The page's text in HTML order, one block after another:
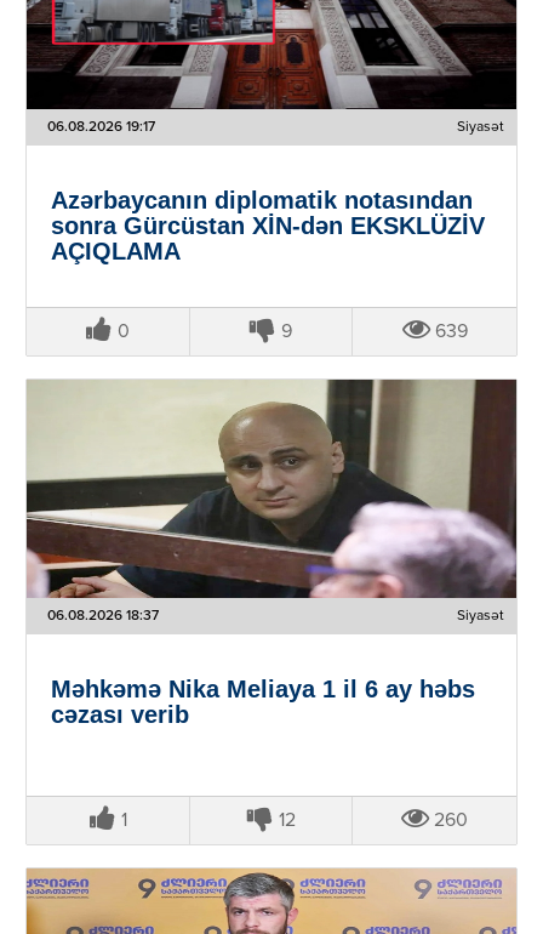
06.08.2026 19:17 Siyasət
Azərbaycanın diplomatik notasından
sonra Gürcüstan XİN-dən EKSKLÜZİV
AÇIQLAMA
0 9 639
06.08.2026 18:37 Siyasət
Məhkəmə Nika Meliaya 1 il 6 ay həbs
cəzası verib
1 12 260